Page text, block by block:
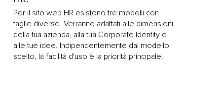
Per il sito web HR esistono tre modelli con
taglie diverse. Verranno adattati alle dimensioni
della tua azienda, alla tua Corporate Identity e
alle tue idee. Indipendentemente dal modello
scelto, la facilità d'uso è la priorità principale.